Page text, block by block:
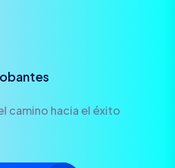
camino hacia el éxito